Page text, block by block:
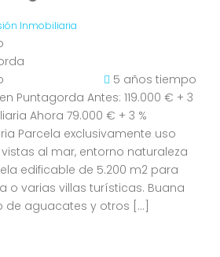
Inmobiliaria
5 años tiempo
Puntagorda Antes: 119.000 € + 3
Ahora 79.000 € + 3 %
Parcela exclusivamente uso
al mar, entorno naturaleza
edificable de 5.200 m2 para
o varias villas turísticas. Buana
de aguacates y otros […]